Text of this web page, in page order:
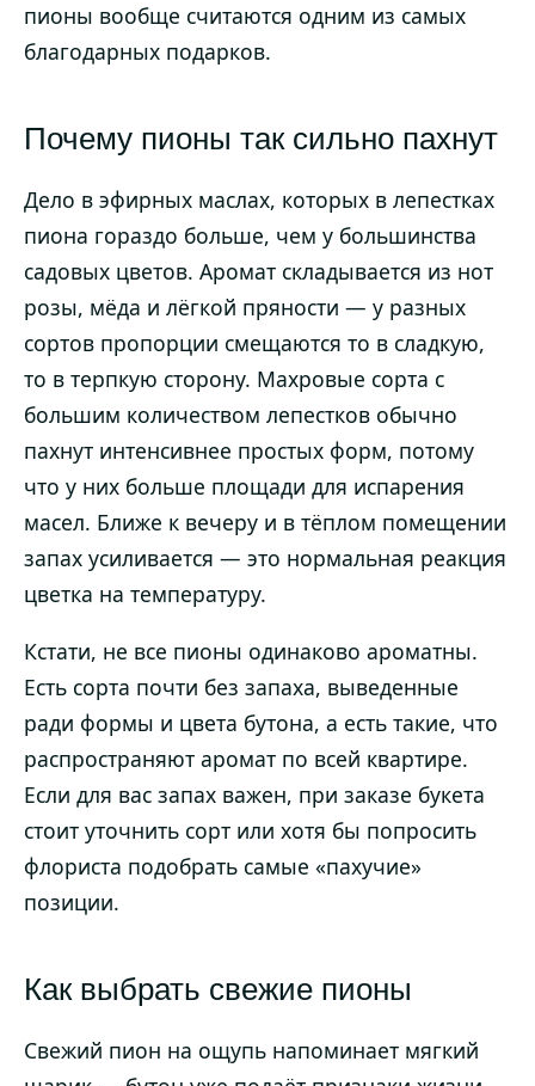
пионы вообще считаются одним из самых
благодарных подарков.
Почему пионы так сильно пахнут
Дело в эфирных маслах, которых в лепестках
пиона гораздо больше, чем у большинства
садовых цветов. Аромат складывается из нот
розы, мёда и лёгкой пряности — у разных
сортов пропорции смещаются то в сладкую,
то в терпкую сторону. Махровые сорта с
большим количеством лепестков обычно
пахнут интенсивнее простых форм, потому
что у них больше площади для испарения
масел. Ближе к вечеру и в тёплом помещении
запах усиливается — это нормальная реакция
цветка на температуру.
Кстати, не все пионы одинаково ароматны.
Есть сорта почти без запаха, выведенные
ради формы и цвета бутона, а есть такие, что
распространяют аромат по всей квартире.
Если для вас запах важен, при заказе букета
стоит уточнить сорт или хотя бы попросить
флориста подобрать самые «пахучие»
позиции.
Как выбрать свежие пионы
Свежий пион на ощупь напоминает мягкий